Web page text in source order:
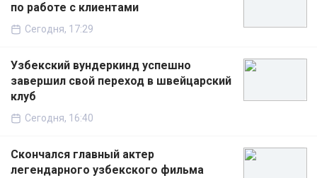
по работе с клиентами
Сегодня, 17:29
Узбекский вундеркинд успешно
завершил свой переход в швейцарский
клуб
Сегодня, 16:40
Скончался главный актер
легендарного узбекского фильма